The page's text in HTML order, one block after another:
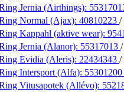
Jernia (Airthings):
Normal (Ajax): 40810223 /
Kappahl (aktive wear):
Jernia (Alanor): 55317013 /
Evidia (Aleris): 22434343 /
Intersport (Alfa): 55301200
Vitusapotek (Allévo):